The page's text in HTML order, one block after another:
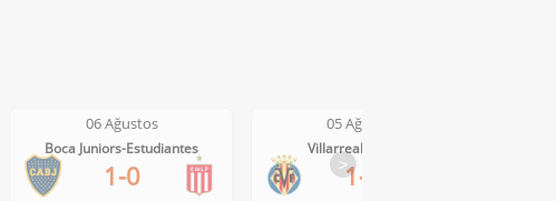
06 Ağustos
Boca Juniors-Estudiantes
1-0
05 Ağustos
Villarreal-Levante
1-0
>